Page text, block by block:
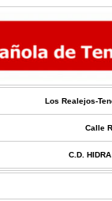
Los Realejos-
Calle
C.D.